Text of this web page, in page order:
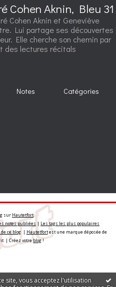
site, vous acceptez l'utilisation
Cohen Aknin, Bleu 31
Cohen Aknin et Geneviève
Lui partage ses découvertes
Elle cherche son chemin par
des lectures récitals
Notes Catégories
sur Hautetfort
notes publiées | Les tags les plus populaires
ce blog| Hautetfortest une marque déposée de
| Créez votreblog!